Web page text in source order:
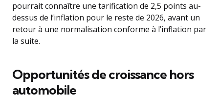
pourrait connaître une tarification de 2,5 points au-
dessus de l’inflation pour le reste de 2026, avant un
retour à une normalisation conforme à l’inflation par
la suite.
Opportunités de croissance hors
automobile